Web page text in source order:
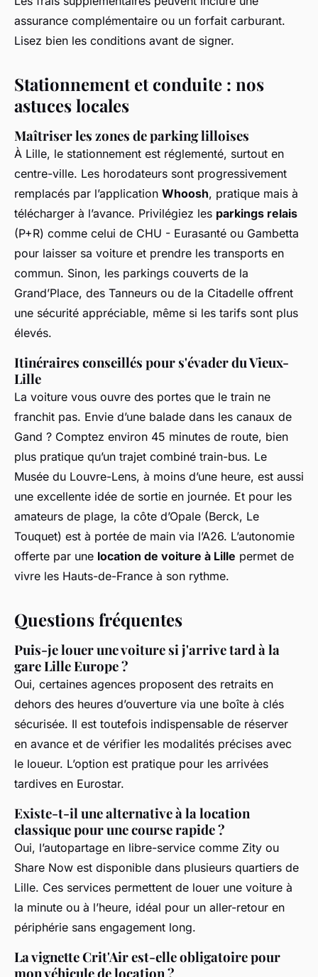
assurance complémentaire ou un forfait carburant.
Lisez bien les conditions avant de signer.
Stationnement et conduite : nos
astuces locales
Maîtriser les zones de parking lilloises
À Lille, le stationnement est réglementé, surtout en
centre-ville. Les horodateurs sont progressivement
remplacés par l’application Whoosh, pratique mais à
télécharger à l’avance. Privilégiez les parkings relais
(P+R) comme celui de CHU - Eurasanté ou Gambetta
pour laisser sa voiture et prendre les transports en
commun. Sinon, les parkings couverts de la
Grand’Place, des Tanneurs ou de la Citadelle offrent
une sécurité appréciable, même si les tarifs sont plus
élevés.
Itinéraires conseillés pour s'évader du Vieux-
Lille
La voiture vous ouvre des portes que le train ne
franchit pas. Envie d’une balade dans les canaux de
Gand ? Comptez environ 45 minutes de route, bien
plus pratique qu’un trajet combiné train-bus. Le
Musée du Louvre-Lens, à moins d’une heure, est aussi
une excellente idée de sortie en journée. Et pour les
amateurs de plage, la côte d’Opale (Berck, Le
Touquet) est à portée de main via l’A26. L’autonomie
offerte par une location de voiture à Lille permet de
vivre les Hauts-de-France à son rythme.
Questions fréquentes
Puis-je louer une voiture si j'arrive tard à la
gare Lille Europe ?
Oui, certaines agences proposent des retraits en
dehors des heures d’ouverture via une boîte à clés
sécurisée. Il est toutefois indispensable de réserver
en avance et de vérifier les modalités précises avec
le loueur. L’option est pratique pour les arrivées
tardives en Eurostar.
Existe-t-il une alternative à la location
classique pour une course rapide ?
Oui, l’autopartage en libre-service comme Zity ou
Share Now est disponible dans plusieurs quartiers de
Lille. Ces services permettent de louer une voiture à
la minute ou à l’heure, idéal pour un aller-retour en
périphérie sans engagement long.
La vignette Crit'Air est-elle obligatoire pour
mon véhicule de location ?